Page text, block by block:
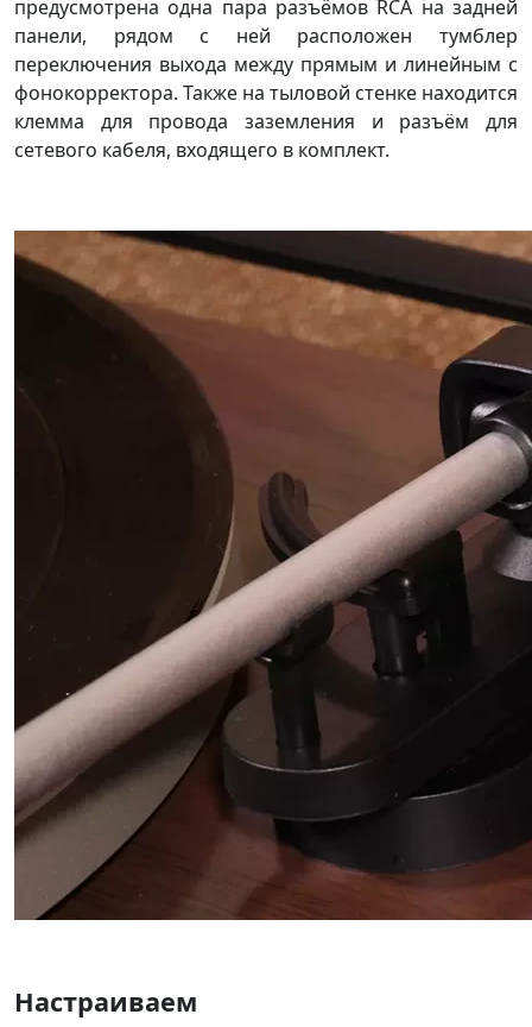
предусмотрена одна пара разъёмов RCA на задней
панели, рядом с ней расположен тумблер
переключения выхода между прямым и линейным с
фонокорректора. Также на тыловой стенке находится
клемма для провода заземления и разъём для
сетевого кабеля, входящего в комплект.
Настраиваем